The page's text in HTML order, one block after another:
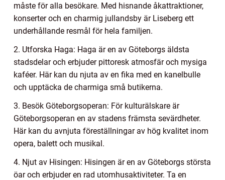
måste för alla besökare. Med hisnande åkattraktioner,
konserter och en charmig jullandsby är Liseberg ett
underhållande resmål för hela familjen.
2. Utforska Haga: Haga är en av Göteborgs äldsta
stadsdelar och erbjuder pittoresk atmosfär och mysiga
kaféer. Här kan du njuta av en fika med en kanelbulle
och upptäcka de charmiga små butikerna.
3. Besök Göteborgsoperan: För kulturälskare är
Göteborgsoperan en av stadens främsta sevärdheter.
Här kan du avnjuta föreställningar av hög kvalitet inom
opera, balett och musikal.
4. Njut av Hisingen: Hisingen är en av Göteborgs största
öar och erbjuder en rad utomhusaktiviteter. Ta en